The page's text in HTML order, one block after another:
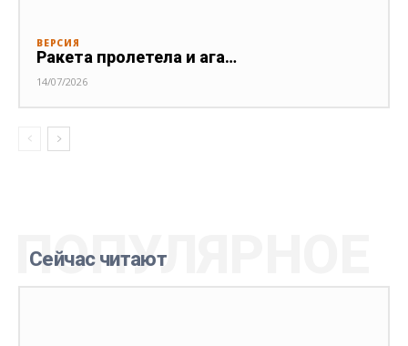
ВЕРСИЯ
Ракета пролетела и ага…
14/07/2026
Сейчас читают
ПОПУЛЯРНОЕ